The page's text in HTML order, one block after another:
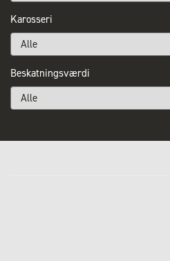
Karosseri
Beskatningsværdi